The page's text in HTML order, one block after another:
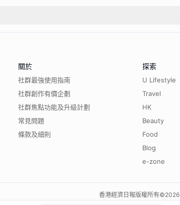
關於
社群最強使用指南
社群創作有價企劃
社群焦點功能及升級計劃
常見問題
條款及細則
探索
U Lifestyle
Travel
HK
Beauty
Food
Blog
e-zone
香港經濟日報版權所有©2026